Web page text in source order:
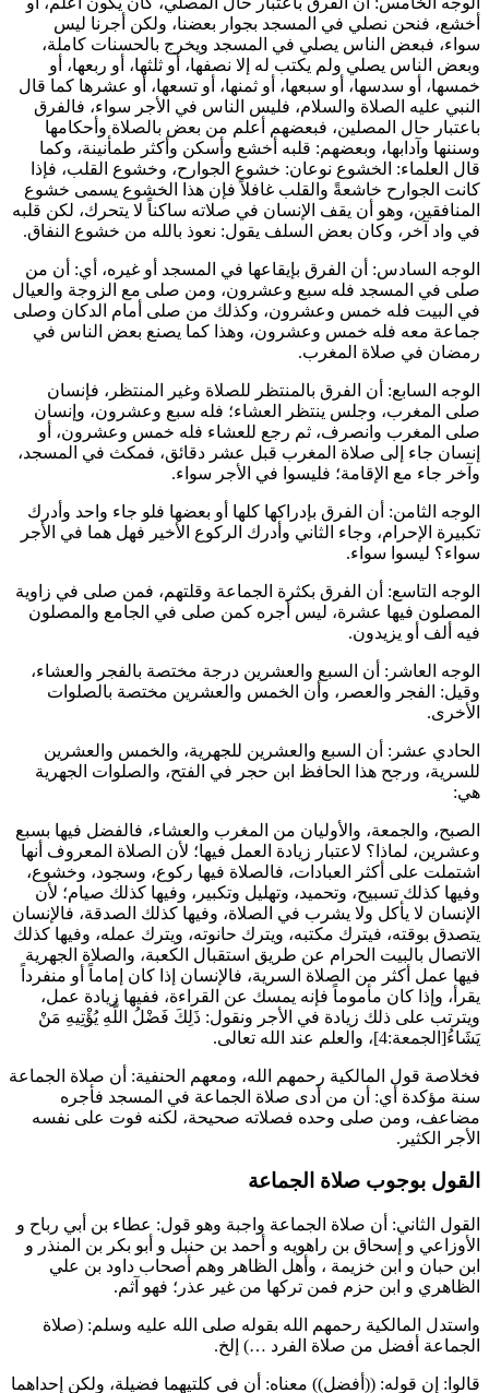
أخشع، فنحن نصلي في المسجد بجوار بعضنا، ولكن أجرنا ليس
سواء، فبعض الناس يصلي في المسجد ويخرج بالحسنات كاملة،
وبعض الناس يصلي ولم يكتب له إلا نصفها، أو ثلثها، أو ربعها، أو
خمسها، أو سدسها، أو سبعها، أو ثمنها، أو تسعها، أو عشرها كما قال
النبي عليه الصلاة والسلام، فليس الناس في الأجر سواء، فالفرق
باعتبار حال المصلين، فبعضهم أعلم من بعض بالصلاة وأحكامها
وسننها وآدابها، وبعضهم: قلبه أخشع وأسكن وأكثر طمأنينة، وكما
قال العلماء: الخشوع نوعان: خشوع الجوارح، وخشوع القلب، فإذا
كانت الجوارح خاشعةً والقلب غافلاً فإن هذا الخشوع يسمى خشوع
المنافقين، وهو أن يقف الإنسان في صلاته ساكناً لا يتحرك، لكن قلبه
في واد آخر، وكان بعض السلف يقول: نعوذ بالله من خشوع النفاق.
الوجه السادس: أن الفرق بإيقاعها في المسجد أو غيره، أي: أن من
صلى في المسجد فله سبع وعشرون، ومن صلى مع الزوجة والعيال
في البيت فله خمس وعشرون، وكذلك من صلى أمام الدكان وصلى
جماعة معه فله خمس وعشرون، وهذا كما يصنع بعض الناس في
رمضان في صلاة المغرب.
الوجه السابع: أن الفرق بالمنتظر للصلاة وغير المنتظر، فإنسان
صلى المغرب، وجلس ينتظر العشاء؛ فله سبع وعشرون، وإنسان
صلى المغرب وانصرف، ثم رجع للعشاء فله خمس وعشرون، أو
إنسان جاء إلى صلاة المغرب قبل عشر دقائق، فمكث في المسجد،
وآخر جاء مع الإقامة؛ فليسوا في الأجر سواء.
الوجه الثامن: أن الفرق بإدراكها كلها أو بعضها فلو جاء واحد وأدرك
تكبيرة الإحرام، وجاء الثاني وأدرك الركوع الأخير فهل هما في الأجر
سواء؟ ليسوا سواء.
الوجه التاسع: أن الفرق بكثرة الجماعة وقلتهم، فمن صلى في زاوية
المصلون فيها عشرة، ليس أجره كمن صلى في الجامع والمصلون
فيه ألف أو يزيدون.
الوجه العاشر: أن السبع والعشرين درجة مختصة بالفجر والعشاء،
وقيل: الفجر والعصر، وأن الخمس والعشرين مختصة بالصلوات
الأخرى.
الحادي عشر: أن السبع والعشرين للجهرية، والخمس والعشرين
للسرية، ورجح هذا الحافظ ابن حجر في الفتح، والصلوات الجهرية
هي:
الصبح، والجمعة، والأوليان من المغرب والعشاء، فالفضل فيها بسبع
وعشرين، لماذا؟ لاعتبار زيادة العمل فيها؛ لأن الصلاة المعروف أنها
اشتملت على أكثر العبادات، فالصلاة فيها ركوع، وسجود، وخشوع،
وفيها كذلك تسبيح، وتحميد، وتهليل وتكبير، وفيها كذلك صيام؛ لأن
الإنسان لا يأكل ولا يشرب في الصلاة، وفيها كذلك الصدقة، فالإنسان
يتصدق بوقته، فيترك مكتبه، ويترك حانوته، ويترك عمله، وفيها كذلك
الاتصال بالبيت الحرام عن طريق استقبال الكعبة، والصلاة الجهرية
فيها عمل أكثر من الصلاة السرية، فالإنسان إذا كان إماماً أو منفرداً
يقرأ، وإذا كان مأموماً فإنه يمسك عن القراءة، ففيها زيادة عمل،
ويترتب على ذلك زيادة في الأجر ونقول: ذَلِكَ فَضْلُ اللَّهِ يُؤْتِيهِ مَنْ
يَشَاءُ[الجمعة:4]، والعلم عند الله تعالى.
فخلاصة قول المالكية رحمهم الله، ومعهم الحنفية: أن صلاة الجماعة
سنة مؤكدة أي: أن من أدى صلاة الجماعة في المسجد فأجره
مضاعف، ومن صلى وحده فصلاته صحيحة، لكنه فوت على نفسه
الأجر الكثير.
القول بوجوب صلاة الجماعة
القول الثاني: أن صلاة الجماعة واجبة وهو قول: عطاء بن أبي رباح و
الأوزاعي و إسحاق بن راهويه و أحمد بن حنبل و أبو بكر بن المنذر و
ابن حبان و ابن خزيمة ، وأهل الظاهر وهم أصحاب داود بن علي
الظاهري و ابن حزم فمن تركها من غير عذر؛ فهو آثم.
واستدل المالكية رحمهم الله بقوله صلى الله عليه وسلم: (صلاة
الجماعة أفضل من صلاة الفرد …) إلخ.
قالوا: إن قوله: ((أفضل)) معناه: أن في كلتيهما فضيلة، ولكن إحداهما